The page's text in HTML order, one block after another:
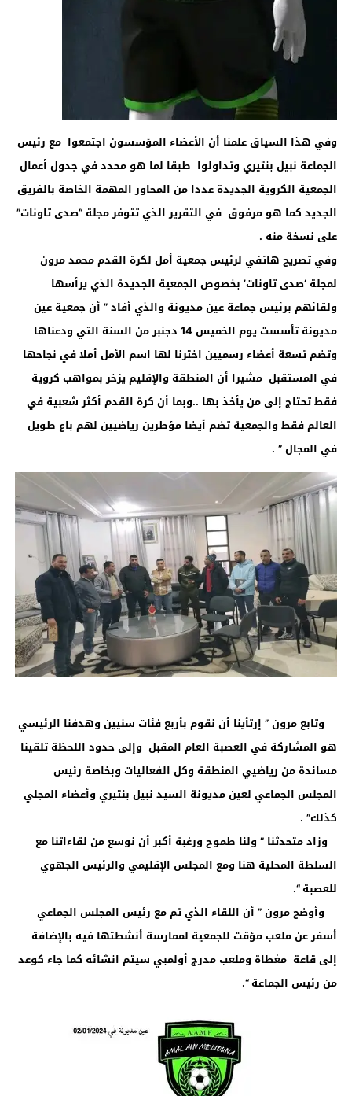
وفي هذا السياق علمنا أن الأعضاء المؤسسون اجتمعوا مع رئيس
الجماعة نبيل بنتيري وتداولوا طبقا لما هو محدد في جدول أعمال
الجمعية الكروية الجديدة عددا من المحاور المهمة الخاصة بالفريق
الجديد كما هو مرفوق في التقرير الذي تتوفر مجلة “صدى تاونات”
على نسخة منه .
وفي تصريح هاتفي لرئيس جمعية أمل لكرة القدم محمد مرون
لمجلة ‘صدى تاونات’ بخصوص الجمعية الجديدة الذي يرأسها
ولقائهم برئيس جماعة عين مديونة والذي أفاد ” أن جمعية عين
مديونة تأسست يوم الخميس 14 دجنبر من السنة التي ودعناها
وتضم تسعة أعضاء رسميين اخترنا لها اسم الأمل أملا في نجاحها
في المستقبل مشيرا أن المنطقة والإقليم يزخر بمواهب كروية
فقط تحتاج إلى من يأخذ بها ..وبما أن كرة القدم أكثر شعبية في
العالم فقط والجمعية تضم أيضا مؤطرين رياضيين لهم باع طويل
في المجال ” .
وتابع مرون ” إرتأينا أن نقوم بأربع فئات سنيين وهدفنا الرئيسي
هو المشاركة في العصبة العام المقبل وإلى حدود اللحظة تلقينا
مساندة من رياضيي المنطقة وكل الفعاليات وبخاصة رئيس
المجلس الجماعي لعين مديونة السيد نبيل بنتيري وأعضاء المجلي
كذلك” .
وزاد متحدثنا ” ولنا طموح ورغبة أكبر أن نوسع من لقاءاتنا مع
السلطة المحلية هنا ومع المجلس الإقليمي والرئيس الجهوي
للعصبة “.
وأوضح مرون ” أن اللقاء الذي تم مع رئيس المجلس الجماعي
أسفر عن ملعب مؤقت للجمعية لممارسة أنشطتها فيه بالإضافة
إلى قاعة مغطاة وملعب مدرج أولمبي سيتم انشائه كما جاء كوعد
من رئيس الجماعة “.